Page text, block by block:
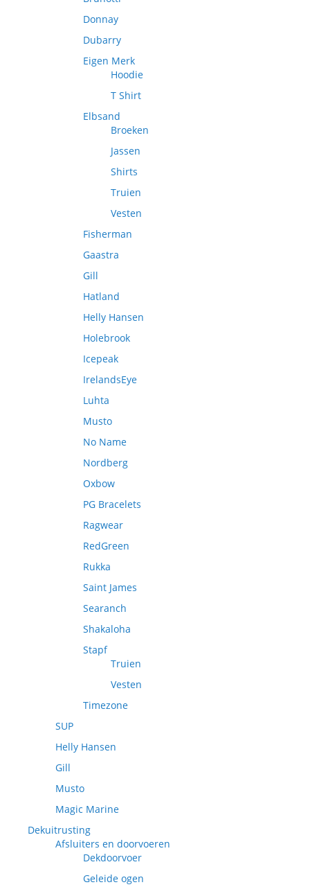
Donnay
Dubarry
Eigen Merk
Hoodie
T Shirt
Elbsand
Broeken
Jassen
Shirts
Truien
Vesten
Fisherman
Gaastra
Gill
Hatland
Helly Hansen
Holebrook
Icepeak
IrelandsEye
Luhta
Musto
No Name
Nordberg
Oxbow
PG Bracelets
Ragwear
RedGreen
Rukka
Saint James
Searanch
Shakaloha
Stapf
Truien
Vesten
Timezone
SUP
Helly Hansen
Gill
Musto
Magic Marine
Dekuitrusting
Afsluiters en doorvoeren
Dekdoorvoer
Geleide ogen